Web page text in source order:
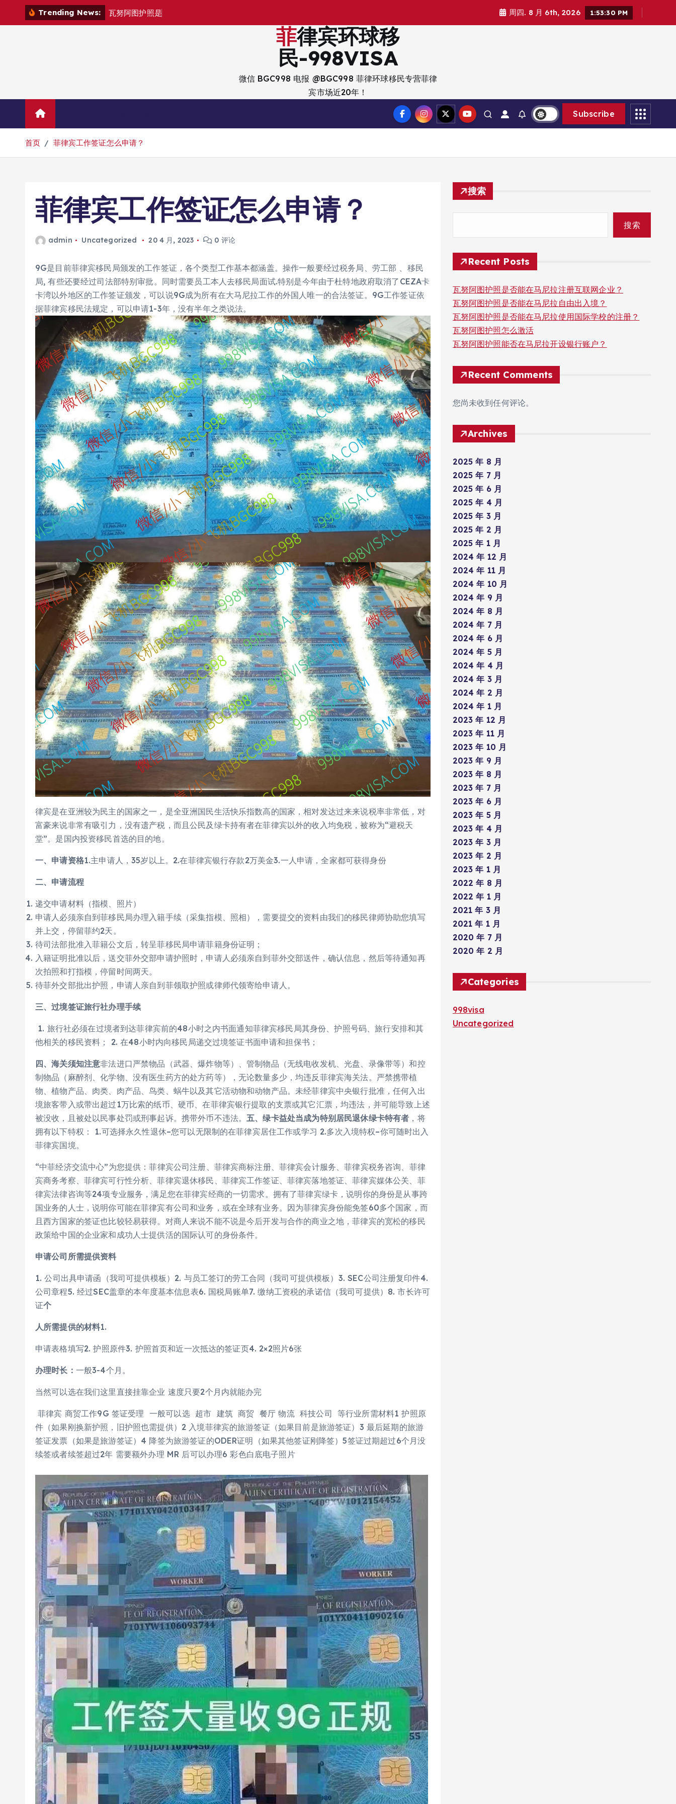
Trending News: 瓦努阿图护照是 周四. 8 月 6th, 2026 1:53:31 PM
菲律宾环球移
民-998VISA
微信 BGC998 电报 @BGC998 菲律环球移民专营菲律
宾市场近20年！
Subscribe
首页 菲律宾工作签证怎么申请？
菲律宾工作签证怎么申请？
admin Uncategorized 20 4 月, 2023 0 评论
9G是目前菲律宾移民局颁发的工作签证，各个类型工作基本都涵盖。操作一般要经过税务局、劳工部 、移民
局, 有些还要经过司法部特别审批。同时需要员工本人去移民局面试.特别是今年由于杜特地政府取消了CEZA卡
卡湾以外地区的工作签证颁发，可以说9G成为所有在大马尼拉工作的外国人唯一的合法签证。9G工作签证依
据菲律宾移民法规定，可以申请1-3年，没有半年之类说法。
律宾是在亚洲较为民主的国家之一，是全亚洲国民生活快乐指数高的国家，相对发达过来来说税率非常低，对
富豪来说非常有吸引力，没有遗产税，而且公民及绿卡持有者在菲律宾以外的收入均免税，被称为“避税天
堂”。是国内投资移民首选的目的地。
一、申请资格1.主申请人，35岁以上。2.在菲律宾银行存款2万美金3.一人申请，全家都可获得身份
二、申请流程
递交申请材料（指模、照片）
申请人必须亲自到菲移民局办理入籍手续（采集指模、照相），需要提交的资料由我们的移民律师协助您填写
并上交，停留菲约2天。
待司法部批准入菲籍公文后，转呈菲移民局申请菲籍身份证明；
入籍证明批准以后，送交菲外交部申请护照时，申请人必须亲自到菲外交部送件，确认信息，然后等待通知再
次拍照和打指模，停留时间两天。
待菲外交部批出护照，申请人亲自到菲领取护照或律师代领寄给申请人。
三、过境签证旅行社办理手续
1. 旅行社必须在过境者到达菲律宾前的48小时之内书面通知菲律宾移民局其身份、护照号码、旅行安排和其
他相关的移民资料； 2. 在48小时内向移民局递交过境签证书面申请和担保书；
四、海关须知注意非法进口严禁物品（武器、爆炸物等）、管制物品（无线电收发机、光盘、录像带等）和控
制物品（麻醉剂、化学物、没有医生药方的处方药等），无论数量多少，均违反菲律宾海关法。严禁携带植
物、植物产品、肉类、肉产品、鸟类、蜗牛以及其它活动物和动物产品。未经菲律宾中央银行批准，任何入出
境旅客带入或带出超过1万比索的纸币、硬币、在菲律宾银行提取的支票或其它汇票，均违法，并可能导致上述
被没收，且被处以民事处罚或刑事起诉。携带外币不违法。五、绿卡益处当成为特别居民退休绿卡特有者 ，将
拥有以下特权： 1.可选择永久性退休–您可以无限制的在菲律宾居住工作或学习 2.多次入境特权–你可随时出入
菲律宾国境。
“中菲经济交流中心”为您提供：菲律宾公司注册、菲律宾商标注册、菲律宾会计服务、菲律宾税务咨询、菲律
宾商务考察、菲律宾可行性分析、菲律宾退休移民、菲律宾工作签证、菲律宾落地签证、菲律宾媒体公关、菲
律宾法律咨询等24项专业服务，满足您在菲律宾经商的一切需求。拥有了菲律宾绿卡，说明你的身份是从事跨
国业务的人士，说明你可能在菲律宾有公司和业务，或在全球有业务。因为菲律宾身份能免签60多个国家，而
且西方国家的签证也比较轻易获得。对商人来说不能不说是今后开发与合作的商业之地，菲律宾的宽松的移民
政策给中国的企业家和成功人士提供活的国际认可的身份条件。
申请公司所需提供资料
1. 公司出具申请函（我司可提供模板）2. 与员工签订的劳工合同（我司可提供模板）3. SEC公司注册复印件4.
公司章程5. 经过SEC盖章的本年度基本信息表6. 国税局账单7. 缴纳工资税的承诺信（我司可提供）8. 市长许可
证个
人所需提供的材料1.
申请表格填写2. 护照原件3. 护照首页和近一次抵达的签证页4. 2×2照片6张
办理时长： 一般3-4个月。
当然可以选在我们这里直接挂靠企业 速度只要2个月内就能办完
菲律宾 商贸工作9G 签证受理 一般可以选 超市 建筑 商贸 餐厅 物流 科技公司 等行业所需材料1 护照原
件（如果刚换新护照，旧护照也需提供）2 入境菲律宾的旅游签证（如果目前是旅游签证）3 最后延期的旅游
签证发票（如果是旅游签证）4 降签为旅游签证的ODER证明（如果其他签证刚降签）5签证过期超过6个月没
续签或者续签超过2年 需要额外办理 MR 后可以办理6 彩色白底电子照片
搜索
搜索
Recent Posts
瓦努阿图护照是否能在马尼拉注册互联网企业？
瓦努阿图护照是否能在马尼拉自由出入境？
瓦努阿图护照是否能在马尼拉使用国际学校的注册？
瓦努阿图护照怎么激活
瓦努阿图护照能否在马尼拉开设银行账户？
Recent Comments
您尚未收到任何评论。
Archives
2025 年 8 月
2025 年 7 月
2025 年 6 月
2025 年 4 月
2025 年 3 月
2025 年 2 月
2025 年 1 月
2024 年 12 月
2024 年 11 月
2024 年 10 月
2024 年 9 月
2024 年 8 月
2024 年 7 月
2024 年 6 月
2024 年 5 月
2024 年 4 月
2024 年 3 月
2024 年 2 月
2024 年 1 月
2023 年 12 月
2023 年 11 月
2023 年 10 月
2023 年 9 月
2023 年 8 月
2023 年 7 月
2023 年 6 月
2023 年 5 月
2023 年 4 月
2023 年 3 月
2023 年 2 月
2023 年 1 月
2022 年 8 月
2022 年 1 月
2021 年 3 月
2021 年 1 月
2020 年 7 月
2020 年 2 月
Categories
998visa
Uncategorized